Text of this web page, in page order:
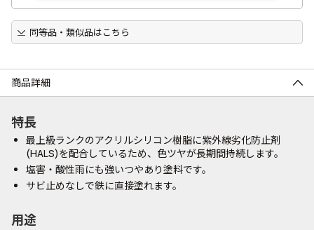
同等品・類似品はこちら
商品詳細
特長
最上級ランクのアクリルシリコン樹脂に紫外線劣化防止剤
(HALS)を配合しているため、色ツヤが長期間持続します。
塩害・酸性雨にも強いつやあり塗料です。
サビ止めなしで鉄に直接塗れます。
用途